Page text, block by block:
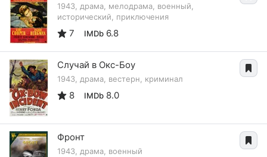
1943, драма, мелодрама, военный,
исторический, приключения
7 IMDb 6.8
Случай в Окс-Боу
1943, драма, вестерн, криминал
8 IMDb 8.0
Фронт
1943, драма, военный